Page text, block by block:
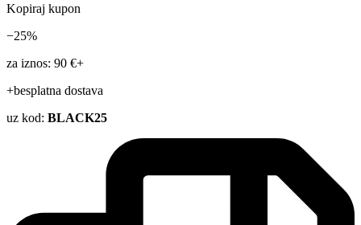
Kopiraj kupon
−25%
za iznos: 90 €+
+besplatna dostava
uz kod: BLACK25